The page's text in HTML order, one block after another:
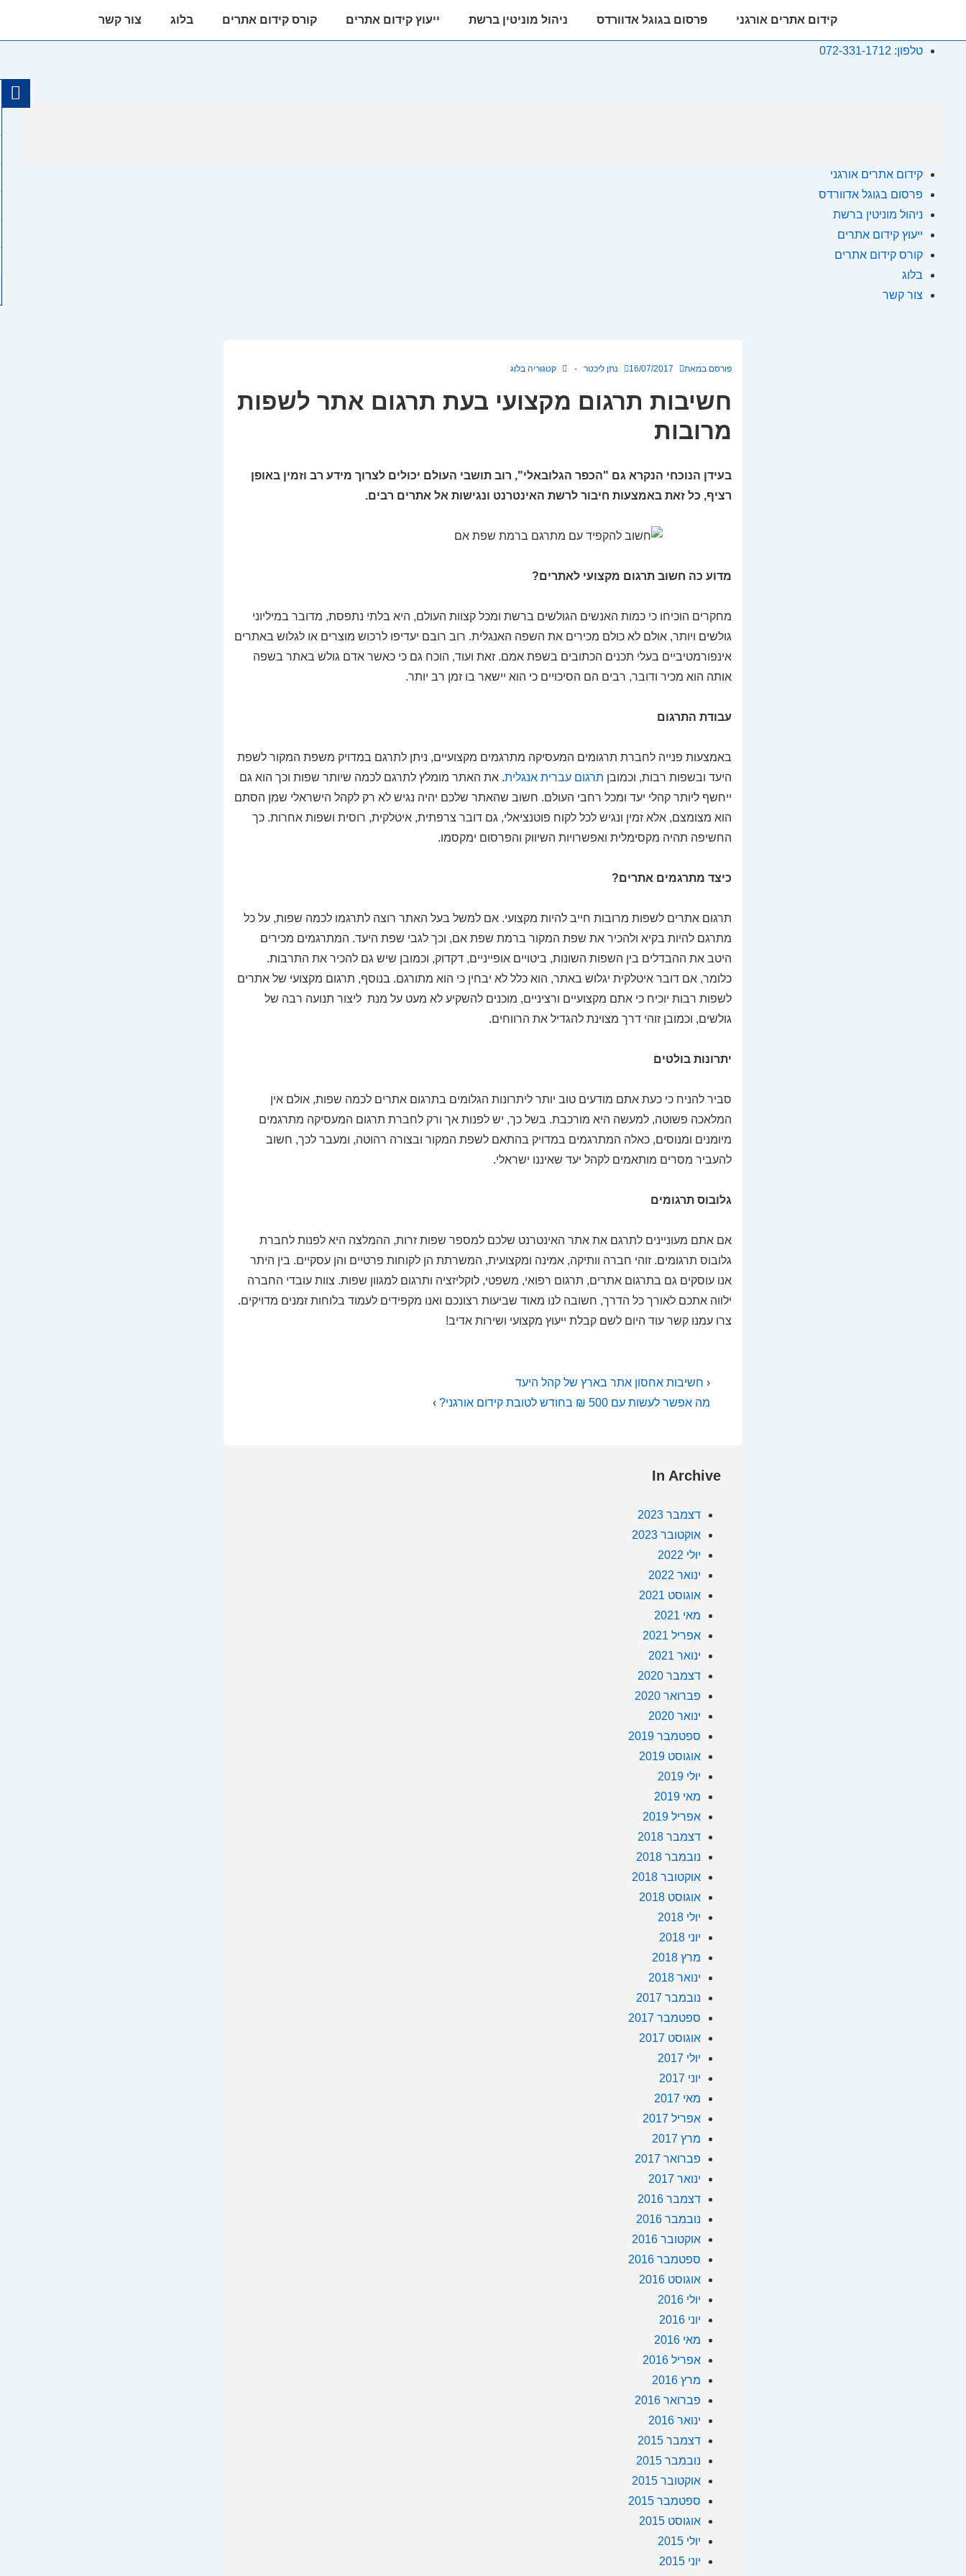
קידום אתרים אורגני פרסום בגוגל אדוורדס ניהול מוניטין ברשת ייעוץ קידום אתרים קורס קידום אתרים בלוג צור קשר
טלפון: 072-331-1712
קידום אתרים אורגני
פרסום בגוגל אדוורדס
ניהול מוניטין ברשת
ייעוץ קידום אתרים
קורס קידום אתרים
בלוג
צור קשר
פורסם במאת 16/07/2017 נתן ליכטר קטגוריה בלוג
חשיבות תרגום מקצועי בעת תרגום אתר לשפות
מרובות
בעידן הנוכחי הנקרא גם "הכפר הגלובאלי", רוב תושבי העולם יכולים לצרוך מידע רב וזמין באופן
רציף, כל זאת באמצעות חיבור לרשת האינטרנט ונגישות אל אתרים רבים.
מדוע כה חשוב תרגום מקצועי לאתרים?
מחקרים הוכיחו כי כמות האנשים הגולשים ברשת ומכל קצוות העולם, היא בלתי נתפסת, מדובר במיליוני
גולשים ויותר, אולם לא כולם מכירים את השפה האנגלית. רוב רובם יעדיפו לרכוש מוצרים או לגלוש באתרים
אינפורמטיביים בעלי תכנים הכתובים בשפת אמם. זאת ועוד, הוכח גם כי כאשר אדם גולש באתר בשפה
אותה הוא מכיר ודובר, רבים הם הסיכויים כי הוא יישאר בו זמן רב יותר.
עבודת התרגום
באמצעות פנייה לחברת תרגומים המעסיקה מתרגמים מקצועיים, ניתן לתרגם במדויק משפת המקור לשפת
היעד ובשפות רבות, וכמובן תרגום עברית אנגלית. את האתר מומלץ לתרגם לכמה שיותר שפות וכך הוא גם
ייחשף ליותר קהלי יעד ומכל רחבי העולם. חשוב שהאתר שלכם יהיה נגיש לא רק לקהל הישראלי שמן הסתם
הוא מצומצם, אלא זמין ונגיש לכל לקוח פוטנציאלי, גם דובר צרפתית, איטלקית, רוסית ושפות אחרות. כך
החשיפה תהיה מקסימלית ואפשרויות השיווק והפרסום ימקסמו.
כיצד מתרגמים אתרים?
תרגום אתרים לשפות מרובות חייב להיות מקצועי. אם למשל בעל האתר רוצה לתרגמו לכמה שפות, על כל
מתרגם להיות בקיא ולהכיר את שפת המקור ברמת שפת אם, וכך לגבי שפת היעד. המתרגמים מכירים
היטב את ההבדלים בין השפות השונות, ביטויים אופייניים, דקדוק, וכמובן שיש גם להכיר את התרבות.
כלומר, אם דובר איטלקית יגלוש באתר, הוא כלל לא יבחין כי הוא מתורגם. בנוסף, תרגום מקצועי של אתרים
לשפות רבות יוכיח כי אתם מקצועיים ורציניים, מוכנים להשקיע לא מעט על מנת ליצור תנועה רבה של
גולשים, וכמובן זוהי דרך מצוינת להגדיל את הרווחים.
יתרונות בולטים
סביר להניח כי כעת אתם מודעים טוב יותר ליתרונות הגלומים בתרגום אתרים לכמה שפות, אולם אין
המלאכה פשוטה, למעשה היא מורכבת. בשל כך, יש לפנות אך ורק לחברת תרגום המעסיקה מתרגמים
מיומנים ומנוסים, כאלה המתרגמים במדויק בהתאם לשפת המקור ובצורה רהוטה, ומעבר לכך, חשוב
להעביר מסרים מותאמים לקהל יעד שאיננו ישראלי.
גלובוס תרגומים
אם אתם מעוניינים לתרגם את אתר האינטרנט שלכם למספר שפות זרות, ההמלצה היא לפנות לחברת
גלובוס תרגומים. זוהי חברה וותיקה, אמינה ומקצועית, המשרתת הן לקוחות פרטיים והן עסקיים. בין היתר
אנו עוסקים גם בתרגום אתרים, תרגום רפואי, משפטי, לוקליזציה ותרגום למגוון שפות. צוות עובדי החברה
ילווה אתכם לאורך כל הדרך, חשובה לנו מאוד שביעות רצונכם ואנו מקפידים לעמוד בלוחות זמנים מדויקים.
צרו עמנו קשר עוד היום לשם קבלת ייעוץ מקצועי ושירות אדיב!
‹ חשיבות אחסון אתר בארץ של קהל היעד
מה אפשר לעשות עם 500 ₪ בחודש לטובת קידום אורגני?
›
In Archive
דצמבר 2023
אוקטובר 2023
יולי 2022
ינואר 2022
אוגוסט 2021
מאי 2021
אפריל 2021
ינואר 2021
דצמבר 2020
פברואר 2020
ינואר 2020
ספטמבר 2019
אוגוסט 2019
יולי 2019
מאי 2019
אפריל 2019
דצמבר 2018
נובמבר 2018
אוקטובר 2018
אוגוסט 2018
יולי 2018
יוני 2018
מרץ 2018
ינואר 2018
נובמבר 2017
ספטמבר 2017
אוגוסט 2017
יולי 2017
יוני 2017
מאי 2017
אפריל 2017
מרץ 2017
פברואר 2017
ינואר 2017
דצמבר 2016
נובמבר 2016
אוקטובר 2016
ספטמבר 2016
אוגוסט 2016
יולי 2016
יוני 2016
מאי 2016
אפריל 2016
מרץ 2016
פברואר 2016
ינואר 2016
דצמבר 2015
נובמבר 2015
אוקטובר 2015
ספטמבר 2015
אוגוסט 2015
יולי 2015
יוני 2015